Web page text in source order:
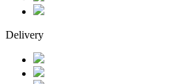
Delivery